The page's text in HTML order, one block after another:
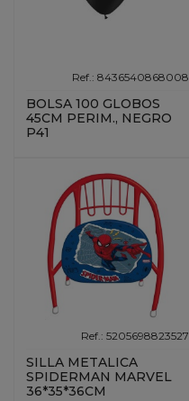
Ref.: 8436540868008
BOLSA 100 GLOBOS
45CM PERIM., NEGRO
P41
Ref.: 5205698823527
SILLA METALICA
SPIDERMAN MARVEL
36*35*36CM